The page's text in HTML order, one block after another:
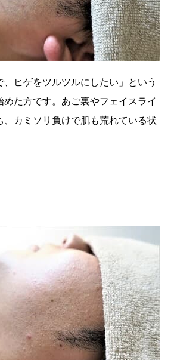
、ヒゲをツルツルにしたい」という
めた方です。あご裏やフェイスライ
、カミソリ負けで肌も荒れている状